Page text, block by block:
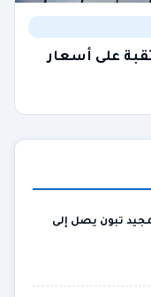
على أسعار
تبون يصل إلى